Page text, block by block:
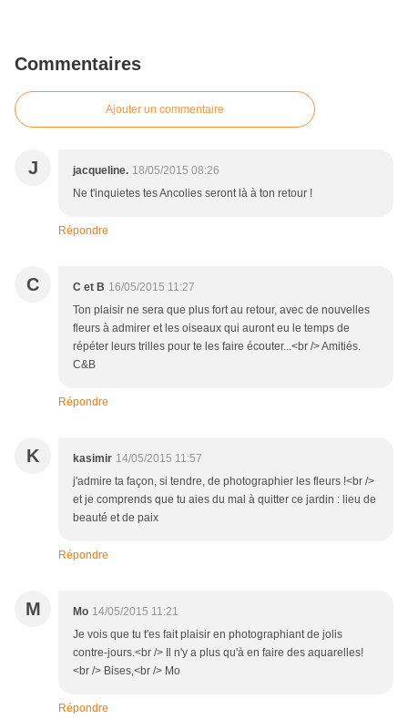
Commentaires
Ajouter un commentaire
J jacqueline. 18/05/2015 08:26
Ne t'inquietes tes Ancolies seront là à ton retour !
Répondre
C C et B 16/05/2015 11:27
Ton plaisir ne sera que plus fort au retour, avec de nouvelles
fleurs à admirer et les oiseaux qui auront eu le temps de
répéter leurs trilles pour te les faire écouter...<br /> Amitiés.
C&B
Répondre
K kasimir 14/05/2015 11:57
j'admire ta façon, si tendre, de photographier les fleurs !<br />
et je comprends que tu aies du mal à quitter ce jardin : lieu de
beauté et de paix
Répondre
M Mo 14/05/2015 11:21
Je vois que tu t'es fait plaisir en photographiant de jolis
contre-jours.<br /> Il n'y a plus qu'à en faire des aquarelles!
<br /> Bises,<br /> Mo
Répondre